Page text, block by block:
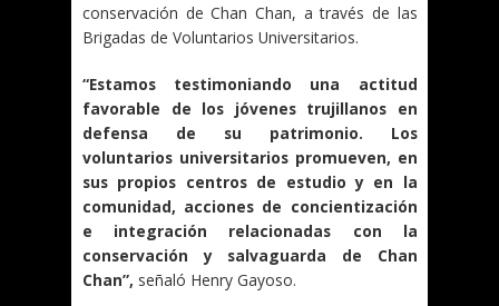
conservación de Chan Chan, a través de las
Brigadas de Voluntarios Universitarios.
“Estamos testimoniando una actitud
favorable de los jóvenes trujillanos en
defensa de su patrimonio. Los
voluntarios universitarios promueven, en
sus propios centros de estudio y en la
comunidad, acciones de concientización
e integración relacionadas con la
conservación y salvaguarda de Chan
Chan”, señaló Henry Gayoso.